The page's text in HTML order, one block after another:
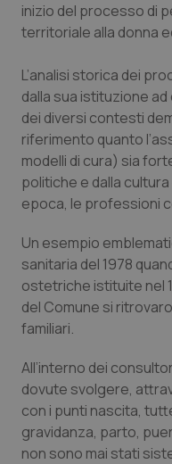
Liguria
Lombardia
Marche
Molise
Piemonte
Provincia
Provincia
Puglia
Sardegna
Sicilia
Disturbi
Dolore
Donna & Salute
Epatiti
HIV
Infezioni &
Ipertensione &
Malattie rare
Malattia di
Neuroscienze
inizio del processo di
territoriale alla donna
L’analisi storica dei
dalla sua istituzione
dei diversi contesti
riferimento quanto
modelli di cura) sia
politiche e dalla
epoca, le professioni
Un esempio
sanitaria del 1978
ostetriche istituite nel
del Comune si
familiari.
All’interno dei
dovute svolgere,
con i punti nascita,
gravidanza, parto,
non sono mai stati